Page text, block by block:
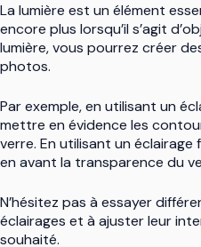
La lumière est un élément
encore plus lorsqu’il s’agit
lumière, vous pourrez créer
photos.
Par exemple, en utilisant un
mettre en évidence les
verre. En utilisant un
en avant la transparence du
N’hésitez pas à essayer
éclairages et à ajuster leur
souhaité.